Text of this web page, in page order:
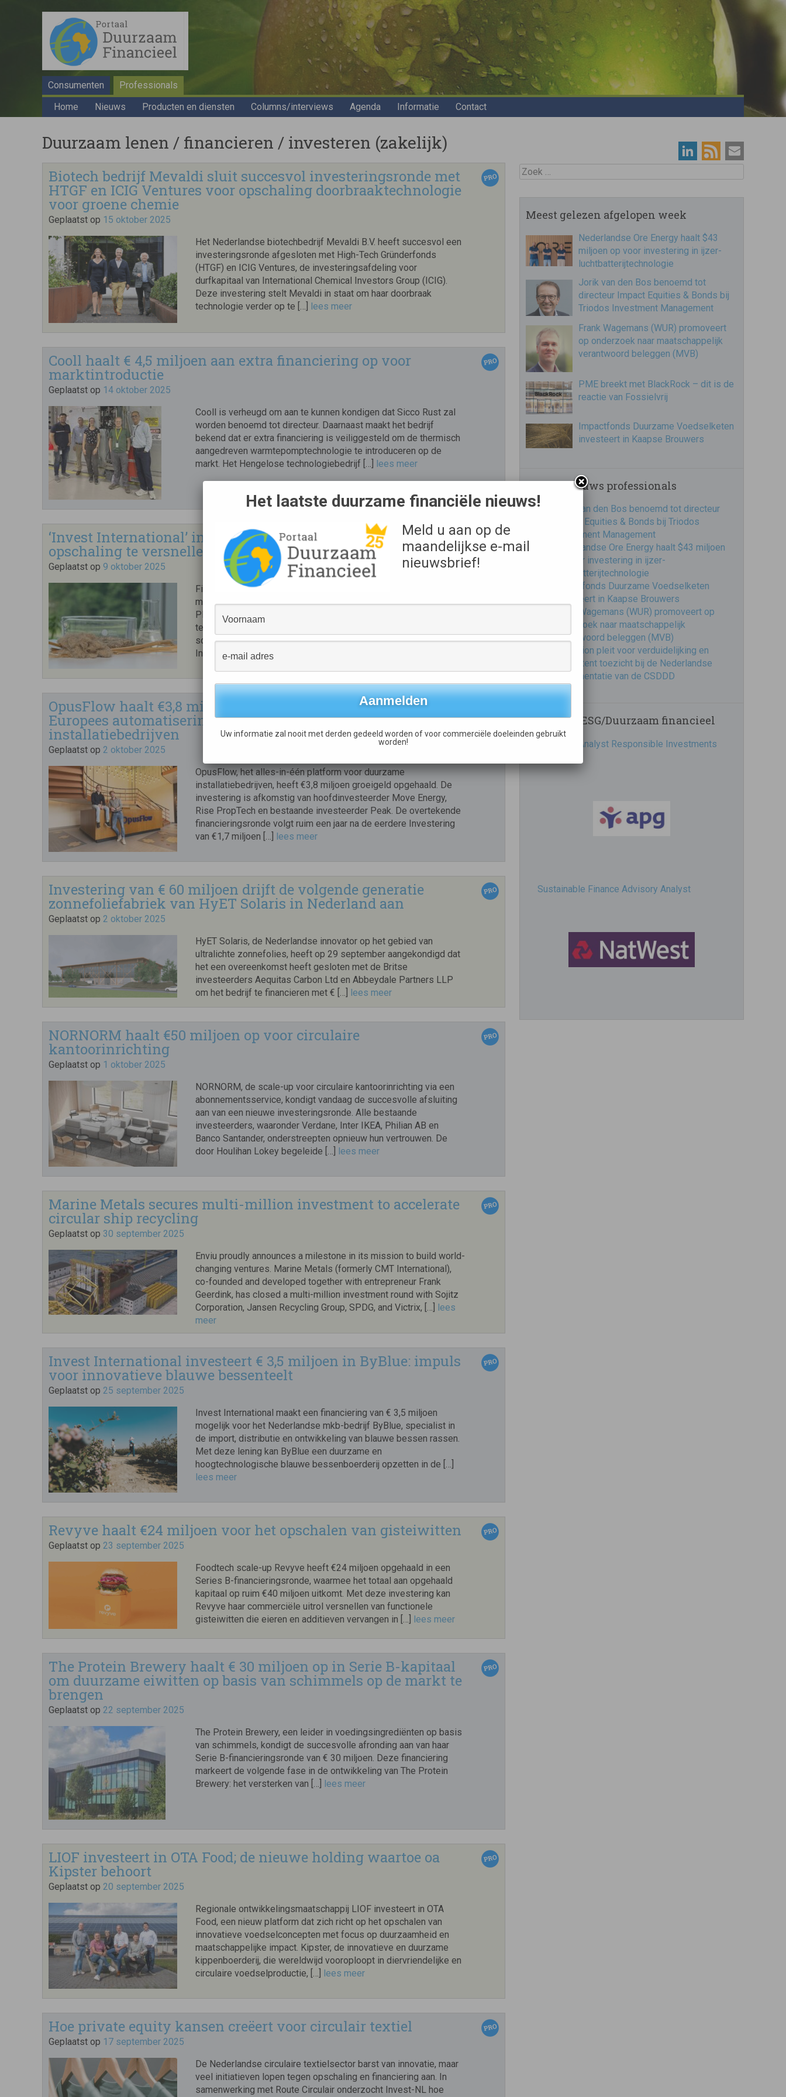
Consumenten
Professionals
Home
Nieuws Producten en diensten Columns/interviews Agenda Informatie Contact
Duurzaam lenen / financieren / investeren (zakelijk)
Biotech bedrijf Mevaldi sluit succesvol investeringsronde met
HTGF en ICIG Ventures voor opschaling doorbraaktechnologie
voor groene chemie
Geplaatst op 15 oktober 2025
Het Nederlandse biotechbedrijf Mevaldi B.V. heeft succesvol een
investeringsronde afgesloten met High-Tech Gründerfonds
(HTGF) en ICIG Ventures, de investeringsafdeling voor
durfkapitaal van International Chemical Investors Group (ICIG).
Deze investering stelt Mevaldi in staat om haar doorbraak
technologie verder op te […] lees meer
Cooll haalt € 4,5 miljoen aan extra financiering op voor
marktintroductie
Geplaatst op 14 oktober 2025
Cooll is verheugd om aan te kunnen kondigen dat Sicco Rust zal
worden benoemd tot directeur. Daarnaast maakt het bedrijf
bekend dat er extra financiering is veiliggesteld om de thermisch
aangedreven warmtepomptechnologie te introduceren op de
markt. Het Hengelose technologiebedrijf […] lees meer
‘Invest International’ investeert in Plantics om internationale
opschaling te versnellen
Geplaatst op 9 oktober 2025
Financieringspartner Invest International kondigt een
minderheidsbelang aan in het Nederlandse particuliere bedrijf
Plantics B.V. Invest International wil duurzaamheid versnellen door
te investeren in baanbrekende technologieën met bewezen
schaalbaarheid en internationale marktpotentie. De investering van
Invest International biedt Plantics de middelen […]
OpusFlow haalt €3,8 miljoen op voor groeiversnelling van
Europees automatiseringsplatform duurzame
installatiebedrijven
Geplaatst op 2 oktober 2025
OpusFlow, het alles-in-één platform voor duurzame
installatiebedrijven, heeft €3,8 miljoen groeigeld opgehaald. De
investering is afkomstig van hoofdinvesteerder Move Energy,
Rise PropTech en bestaande investeerder Peak. De overtekende
financieringsronde volgt ruim een jaar na de eerdere Investering
van €1,7 miljoen […] lees meer
Investering van € 60 miljoen drijft de volgende generatie
zonnefoliefabriek van HyET Solaris in Nederland aan
Geplaatst op 2 oktober 2025
HyET Solaris, de Nederlandse innovator op het gebied van
ultralichte zonnefolies, heeft op 29 september aangekondigd dat
het een overeenkomst heeft gesloten met de Britse
investeerders Aequitas Carbon Ltd en Abbeydale Partners LLP
om het bedrijf te financieren met € […] lees meer
NORNORM haalt €50 miljoen op voor circulaire
kantoorinrichting
Geplaatst op 1 oktober 2025
NORNORM, de scale-up voor circulaire kantoorinrichting via een
abonnementsservice, kondigt vandaag de succesvolle afsluiting
aan van een nieuwe investeringsronde. Alle bestaande
investeerders, waaronder Verdane, Inter IKEA, Philian AB en
Banco Santander, onderstreepten opnieuw hun vertrouwen. De
door Houlihan Lokey begeleide […] lees meer
Marine Metals secures multi-million investment to accelerate
circular ship recycling
Geplaatst op 30 september 2025
Enviu proudly announces a milestone in its mission to build world-
changing ventures. Marine Metals (formerly CMT International),
co-founded and developed together with entrepreneur Frank
Geerdink, has closed a multi-million investment round with Sojitz
Corporation, Jansen Recycling Group, SPDG, and Victrix, […] lees
meer
Invest International investeert € 3,5 miljoen in ByBlue: impuls
voor innovatieve blauwe bessenteelt
Geplaatst op 25 september 2025
Invest International maakt een financiering van € 3,5 miljoen
mogelijk voor het Nederlandse mkb-bedrijf ByBlue, specialist in
de import, distributie en ontwikkeling van blauwe bessen rassen.
Met deze lening kan ByBlue een duurzame en
hoogtechnologische blauwe bessenboerderij opzetten in de […]
lees meer
Revyve haalt €24 miljoen voor het opschalen van gisteiwitten
Geplaatst op 23 september 2025
Foodtech scale-up Revyve heeft €24 miljoen opgehaald in een
Series B-financieringsronde, waarmee het totaal aan opgehaald
kapitaal op ruim €40 miljoen uitkomt. Met deze investering kan
Revyve haar commerciële uitrol versnellen van functionele
gisteiwitten die eieren en additieven vervangen in […] lees meer
The Protein Brewery haalt € 30 miljoen op in Serie B-kapitaal
om duurzame eiwitten op basis van schimmels op de markt te
brengen
Geplaatst op 22 september 2025
The Protein Brewery, een leider in voedingsingrediënten op basis
van schimmels, kondigt de succesvolle afronding aan van haar
Serie B-financieringsronde van € 30 miljoen. Deze financiering
markeert de volgende fase in de ontwikkeling van The Protein
Brewery: het versterken van […] lees meer
LIOF investeert in OTA Food; de nieuwe holding waartoe oa
Kipster behoort
Geplaatst op 20 september 2025
Regionale ontwikkelingsmaatschappij LIOF investeert in OTA
Food, een nieuw platform dat zich richt op het opschalen van
innovatieve voedselconcepten met focus op duurzaamheid en
maatschappelijke impact. Kipster, de innovatieve en duurzame
kippenboerderij, die wereldwijd vooroploopt in diervriendelijke en
circulaire voedselproductie, […] lees meer
Hoe private equity kansen creëert voor circulair textiel
Geplaatst op 17 september 2025
De Nederlandse circulaire textielsector barst van innovatie, maar
veel initiatieven lopen tegen opschaling en financiering aan. In
samenwerking met Route Circulair onderzocht Invest-NL hoe
Zoek
Meest gelezen afgelopen week
Nederlandse Ore Energy haalt $43
miljoen op voor investering in ijzer-
luchtbatterijtechnologie
Jorik van den Bos benoemd tot
directeur Impact Equities & Bonds bij
Triodos Investment Management
Frank Wagemans (WUR) promoveert
op onderzoek naar maatschappelijk
verantwoord beleggen (MVB)
PME breekt met BlackRock – dit is de
reactie van Fossielvrij
Impactfonds Duurzame Voedselketen
investeert in Kaapse Brouwers
Recent nieuws professionals
Jorik van den Bos benoemd tot directeur
Impact Equities & Bonds bij Triodos
Investment Management
Nederlandse Ore Energy haalt $43 miljoen
op voor investering in ijzer-
luchtbatterijtechnologie
Impactfonds Duurzame Voedselketen
investeert in Kaapse Brouwers
Frank Wagemans (WUR) promoveert op
onderzoek naar maatschappelijk
verantwoord beleggen (MVB)
Eumedion pleit voor verduidelijking en
consistent toezicht bij de Nederlandse
implementatie van de CSDDD
Vacatures ESG/Duurzaam financieel
Business Analyst Responsible Investments
Sustainable Finance Advisory Analyst
Director, Impact Investing
Het laatste duurzame financiële nieuws!
Meld u aan op de
maandelijkse e-mail
nieuwsbrief!
Uw informatie zal nooit met derden gedeeld worden of voor commerciële doeleinden gebruikt
worden!